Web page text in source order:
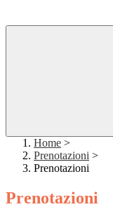
Home >
Prenotazioni >
Prenotazioni
Prenotazioni